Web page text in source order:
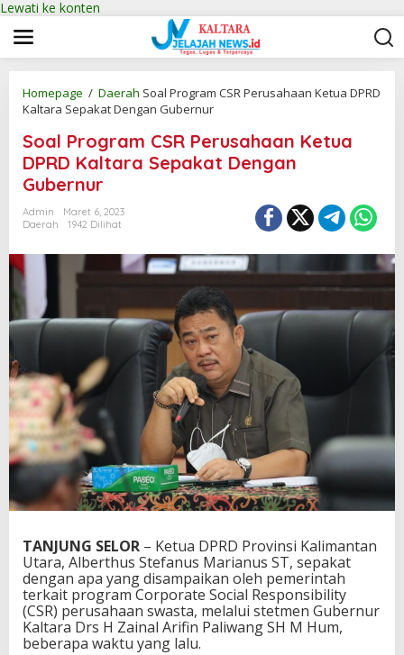
Lewati ke konten
Homepage / Daerah Soal Program CSR Perusahaan Ketua DPRD
Kaltara Sepakat Dengan Gubernur
Soal Program CSR Perusahaan Ketua
DPRD Kaltara Sepakat Dengan
Gubernur
Admin
Maret 6, 2023
Daerah
1942 Dilihat
TANJUNG SELOR – Ketua DPRD Provinsi Kalimantan
Utara, Alberthus Stefanus Marianus ST, sepakat
dengan apa yang disampaikan oleh pemerintah
terkait program Corporate Social Responsibility
(CSR) perusahaan swasta, melalui stetmen Gubernur
Kaltara Drs H Zainal Arifin Paliwang SH M Hum,
beberapa waktu yang lalu.